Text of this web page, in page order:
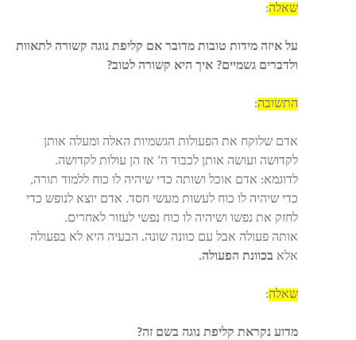
שאלה:
על איזה מידות טובות מדובר אם קליפת נוגה קשורה לתאוות
ולדברים גשמיים? איך היא קשורה לטוב?
התשובה:
אדם שלוקח את הפעולות הגשמיות האלה ומעלה אותן
לקדושה ועושה אותן לכבוד ה’ אז הן עולות לקדושה.
לדוגמא: אדם אוכל ושותה כדי שיהיה לו כוח ללמוד תורה,
כדי שיהיה לו כוח לעשות מעשי חסד. אדם יוצא לנופש כדי
לחזק את נפשו ושיהיה לו כוח נפשי לעזור לאחרים.
אותה פעולה אבל עם כוונה שונה. הבעיה היא לא בפעולה
אלא בכוונת הפעולה.
שאלה:
מדוע נקראת קליפת נוגה בשם זה?